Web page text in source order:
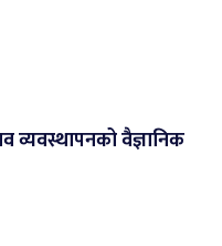
व्यवस्थापनको वैज्ञानिक